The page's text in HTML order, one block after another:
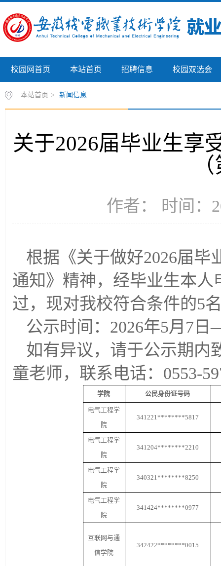
校园网首页 本站首页 招聘信息 校园双选会
本站首页 > 新闻信息
关于2026届毕业生享
作者： 时间：
根据《关于做好2026届毕
通知》精神，经毕业生本人
过，现对我校符合条件的5
公示时间： 2026年5月 7 日
如有异议，请于公示期内
童老师，联系电话： 0553-
学院 公民身份证号码
电气工程学
院
341221********5817
电气工程学
院
341204********2210
电气工程学
院
340321********8250
电气工程学
院
341424********0977
互联网与通
信学院
342422********0015